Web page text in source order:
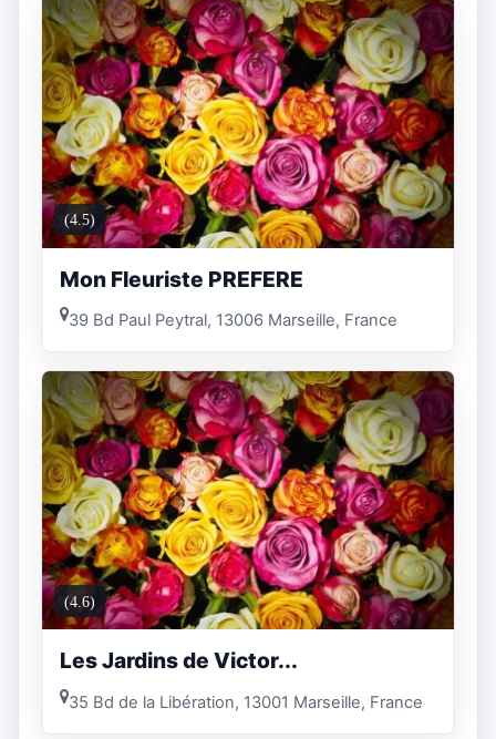
(4.5)
Mon Fleuriste PREFERE
39 Bd Paul Peytral, 13006 Marseille, France
(4.6)
Les Jardins de Victor...
35 Bd de la Libération, 13001 Marseille, France